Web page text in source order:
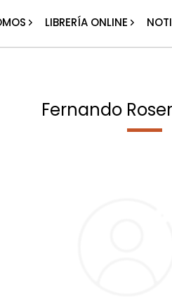
LIBRERÍA ONLINE
Fernando